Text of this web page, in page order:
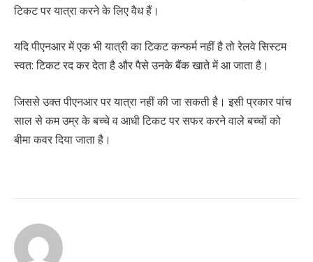
टिकट पर यात्रा करने के लिए वैध हैं।
यदि पीएनआर में एक भी यात्री का टिकट कन्फर्म नहीं है तो रेलवे सिस्टम
स्वत: टिकट रद कर देता है और पैसे उनके बैंक खाते में आ जाता है।
जिससे उक्त पीएनआर पर यात्रा नहीं की जा सकती है। इसी प्रकार पांच
साल से कम उम्र के बच्चे व आधी टिकट पर सफर करने वाले बच्चों को
बीमा कवर दिया जाता है।